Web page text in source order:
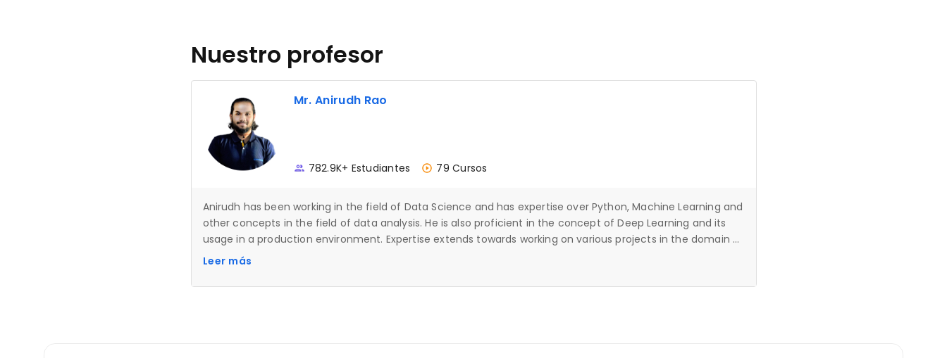
Nuestro profesor
Mr. Anirudh Rao
782.9K+ Estudiantes 79 Cursos
Anirudh has been working in the field of Data Science and has expertise over Python, Machine Learning and
other concepts in the field of data analysis. He is also proficient in the concept of Deep Learning and its
usage in a production environment. Expertise extends towards working on various projects in the domain of
Artificial Intelligence and Neural Networks as well.
Leer más